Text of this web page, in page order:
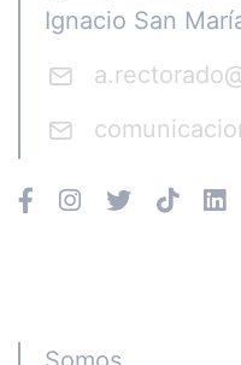
Ignacio San